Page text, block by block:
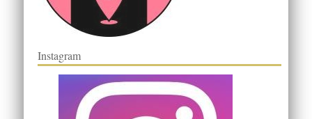
Instagram